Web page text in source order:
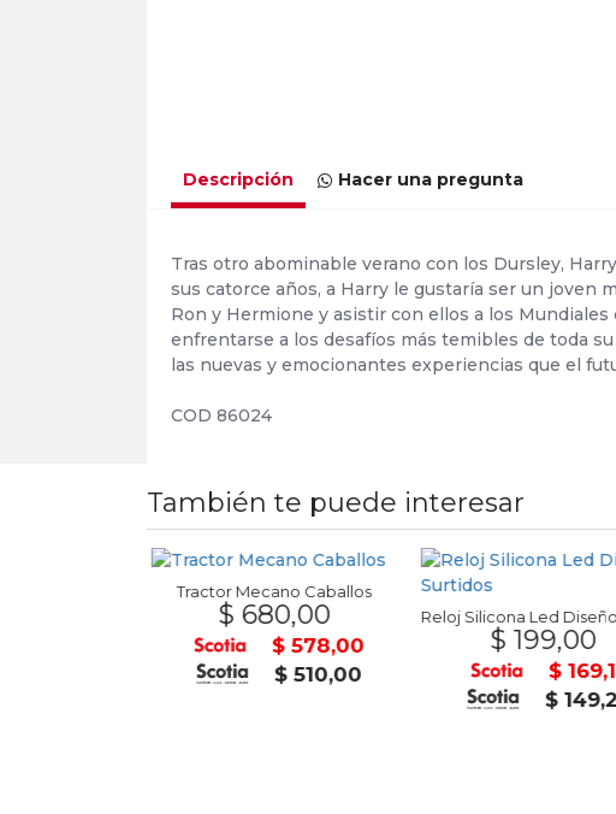
Descripción Hacer una pregunta
Tras otro abominable verano con los Dursley,
sus catorce años, a Harry le gustaría ser un joven
Ron y Hermione y asistir con ellos a los
enfrentarse a los desafíos más temibles de toda
las nuevas y emocionantes experiencias que el
COD 86024
También te puede interesar
Tractor Mecano Caballos
$ 680,00
$ 578,00
$ 510,00
$ 199,00
$
$